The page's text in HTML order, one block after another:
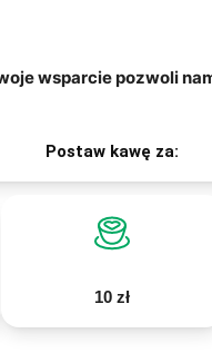
wsparcie pozwoli
Postaw kawę za:
10 zł